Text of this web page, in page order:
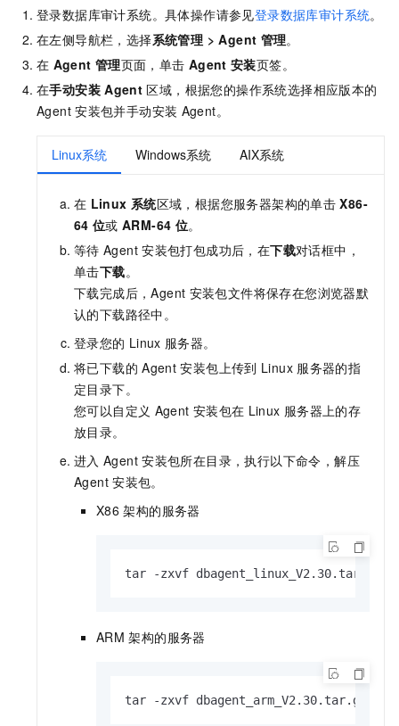
登录数据库审计系统。具体操作请参见登录数据库审计系统。
在左侧导航栏，选择系统管理 >Agent 管理。
在 Agent 管理页面，单击 Agent 安装页签。
在手动安装 Agent 区域，根据您的操作系统选择相应版本的
Agent 安装包并手动安装 Agent。
Linux系统 Windows系统 AIX系统
在 Linux 系统区域，根据您服务器架构的单击 X86-
64 位或 ARM-64 位。
等待 Agent 安装包打包成功后，在下载对话框中，
单击下载。
下载完成后，Agent 安装包文件将保存在您浏览器默
认的下载路径中。
登录您的 Linux 服务器。
将已下载的 Agent 安装包上传到 Linux 服务器的指
定目录下。
您可以自定义 Agent 安装包在 Linux 服务器上的存
放目录。
进入 Agent 安装包所在目录，执行以下命令，解压
Agent 安装包。
X86 架构的服务器
tar -zxvf dbagent_linux_V2.30.tar.gz
ARM 架构的服务器
tar -zxvf dbagent_arm_V2.30.tar.gz